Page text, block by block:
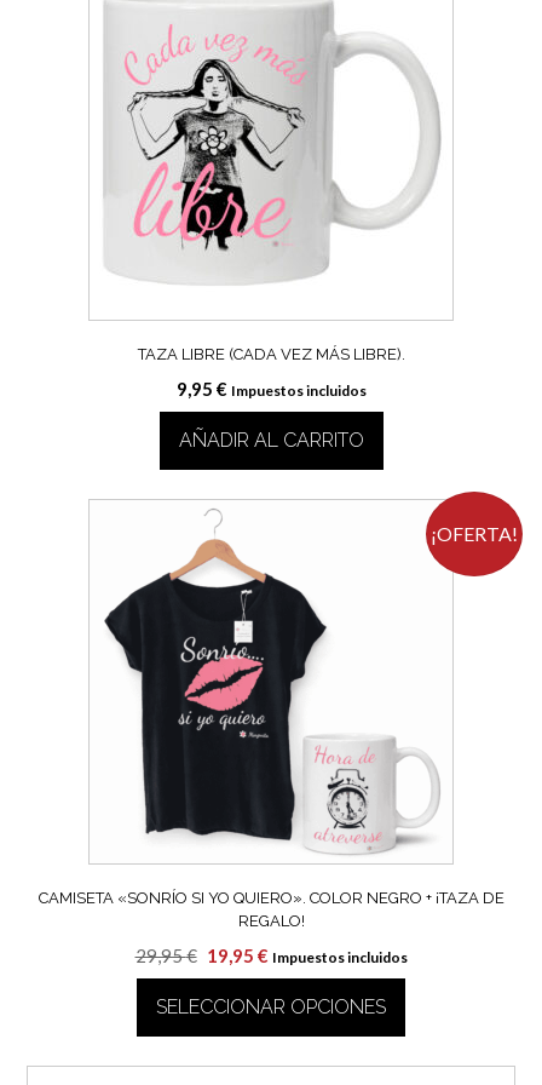
TAZA LIBRE (CADA VEZ MÁS LIBRE).
9,95 € Impuestos incluidos
AÑADIR AL CARRITO
¡OFERTA!
CAMISETA «SONRÍO SI YO QUIERO». COLOR NEGRO + ¡TAZA DE
REGALO!
29,95€ El
precio
original
era:
29,95 €.
19,95 €El
precio
actual
es:
19,95 €.
Impuestos incluidos
SELECCIONAR OPCIONES
producto